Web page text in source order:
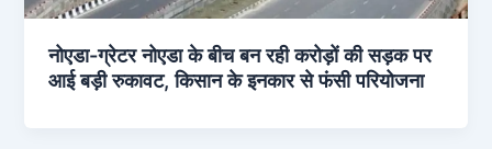
नोएडा-ग्रेटर नोएडा के बीच बन रही करोड़ों की सड़क पर
आई बड़ी रुकावट, किसान के इनकार से फंसी परियोजना